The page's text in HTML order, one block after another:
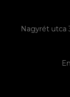
Nagyrét utca